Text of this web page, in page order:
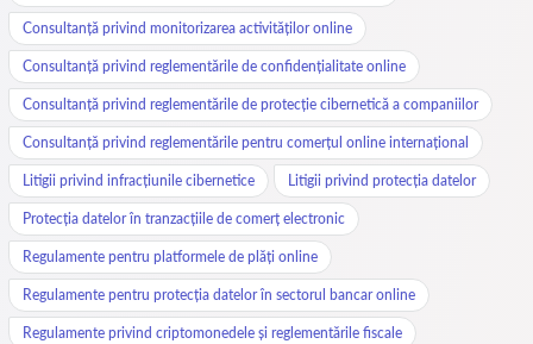
Consultanță privind monitorizarea activităților online
Consultanță privind reglementările de confidențialitate online
Consultanță privind reglementările de protecție cibernetică a companiilor
Consultanță privind reglementările pentru comerțul online internațional
Litigii privind infracțiunile cibernetice Litigii privind protecția datelor
Protecția datelor în tranzacțiile de comerț electronic
Regulamente pentru platformele de plăți online
Regulamente pentru protecția datelor în sectorul bancar online
Regulamente privind criptomonedele și reglementările fiscale